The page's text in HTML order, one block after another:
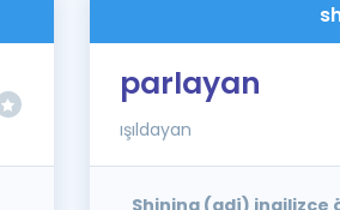
parlayan
ışıldayan
Shining (adj) ingilizce